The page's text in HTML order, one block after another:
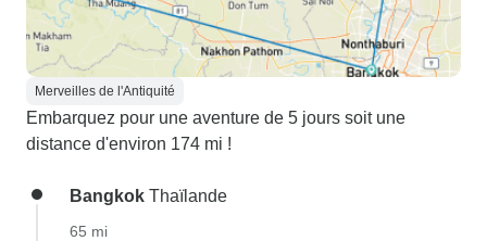
Merveilles de l'Antiquité
Embarquez pour une aventure de 5 jours soit une
distance d'environ 174 mi !
Bangkok Thaïlande
65 mi